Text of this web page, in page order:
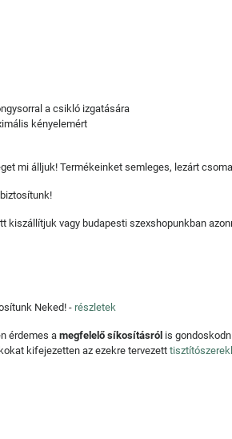
a csikló izgatására
kényelemért
mi álljuk! Termékeinket semleges, lezárt
biztosítunk!
kiszállítjuk vagy budapesti szexshopunkban
Neked! - részletek
érdemes amegfelelő síkosításról is
kifejezetten az ezekre tervezett